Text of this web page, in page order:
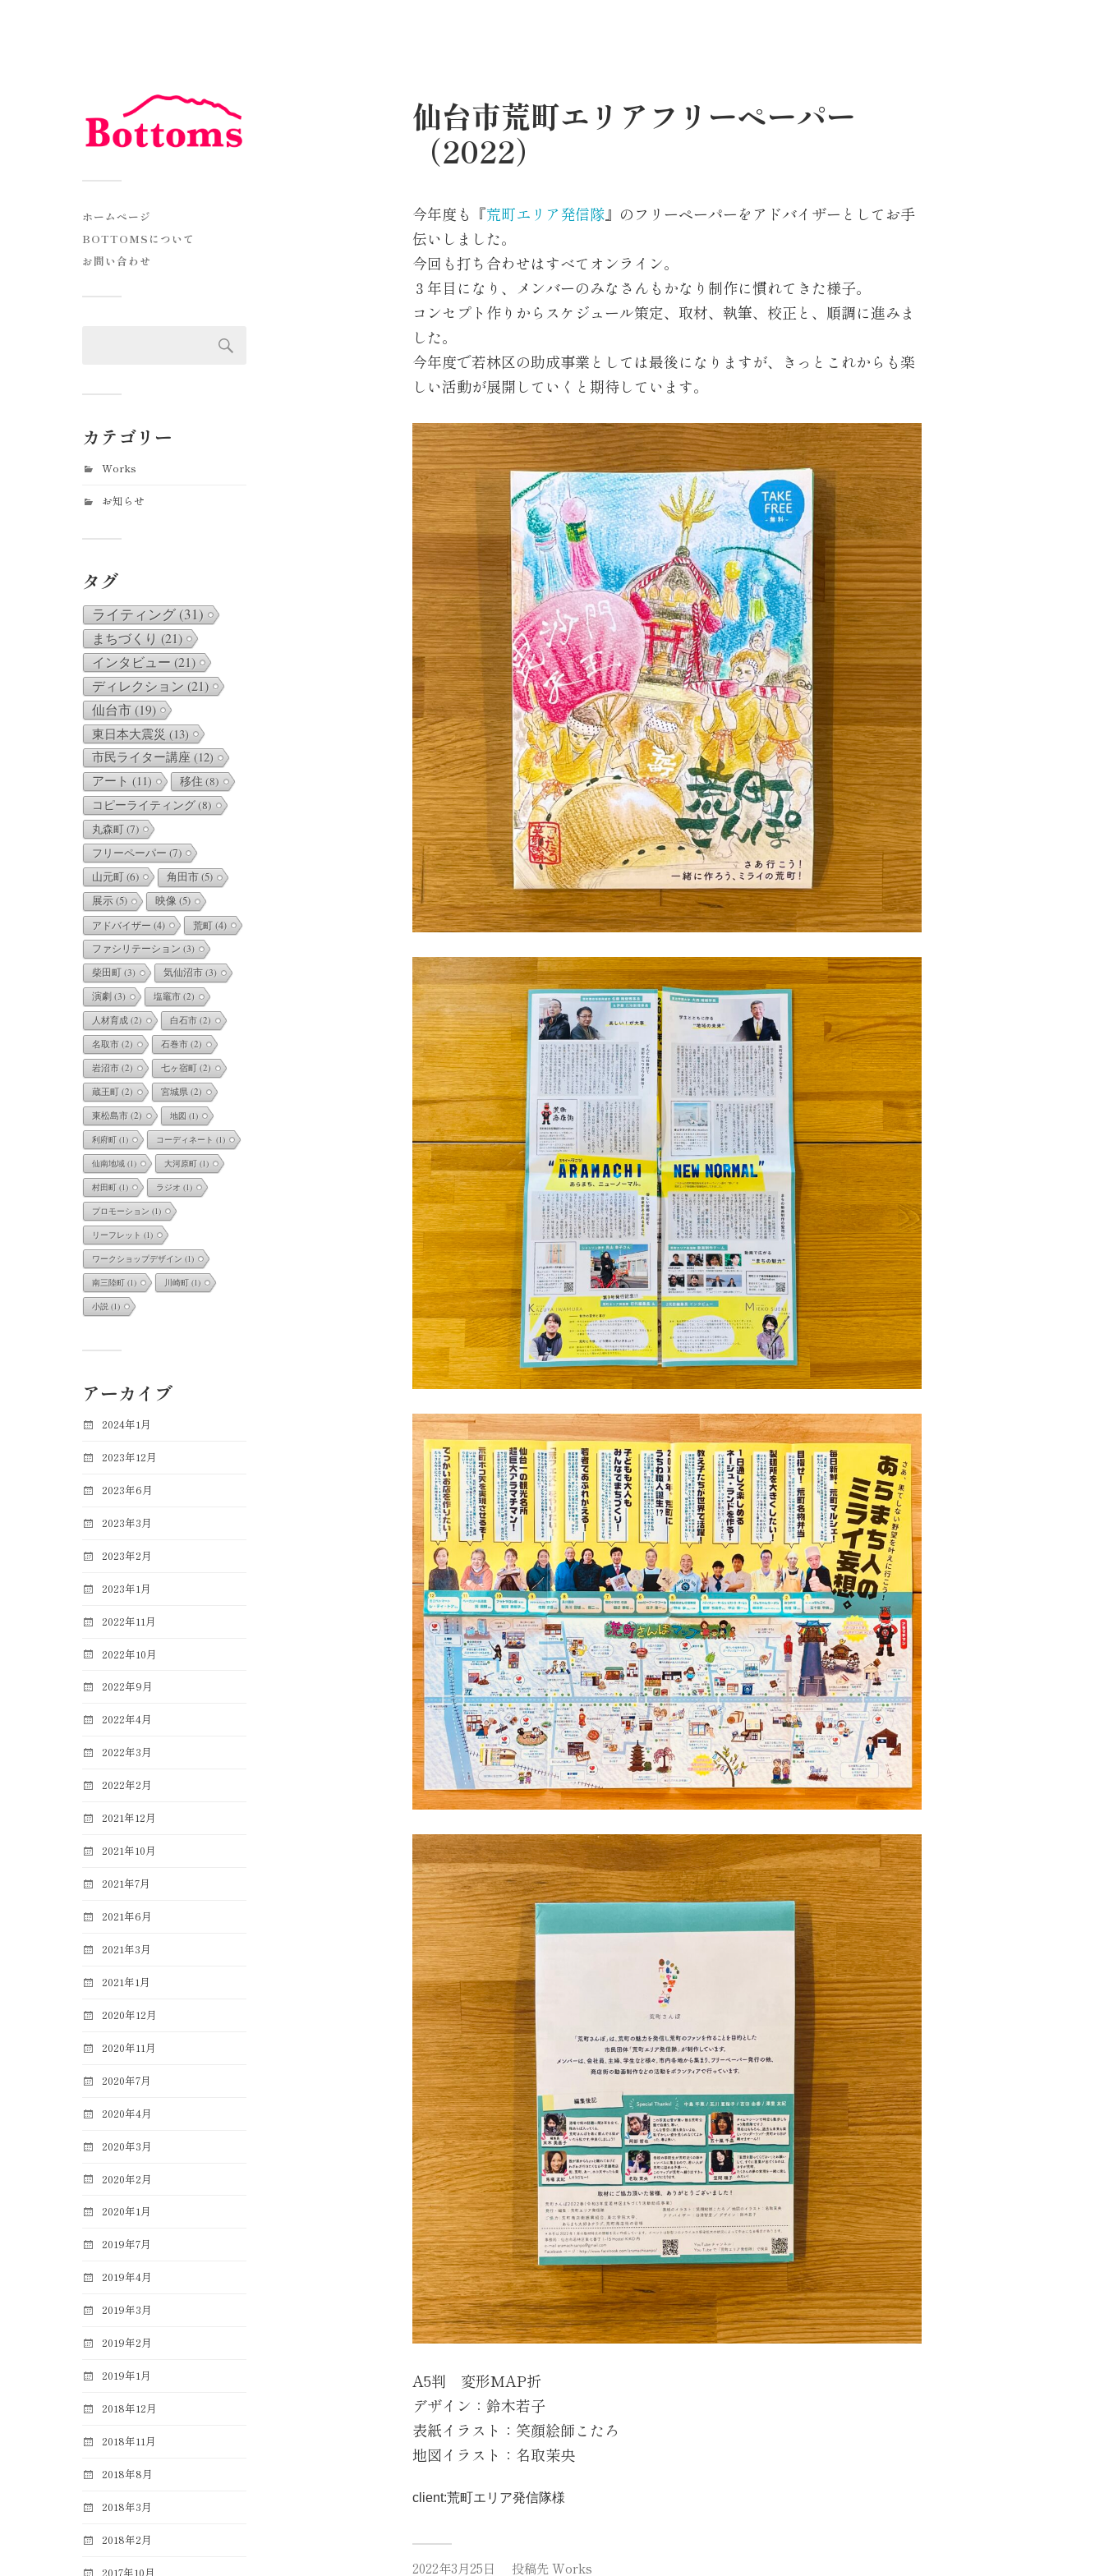
ホームページ
BOTTOMSについて
お問い合わせ
カテゴリー
Works
お知らせ
タグ
ライティング(31)
まちづくり (21)
インタビュー (21)
ディレクション (21)
仙台市(19)
東日本大震災 (13)
市民ライター講座 (12)
アート (11) 移住 (8)
コピーライティング(8)
丸森町(7)
フリーペーパー (7)
山元町(6) 角田市(5)
展示(5) 映像(5)
アドバイザー (4) 荒町(4)
ファシリテーション (3)
柴田町 (3) 気仙沼市 (3)
演劇 (3) 塩竈市 (2)
人材育成 (2) 白石市 (2)
名取市 (2) 石巻市 (2)
岩沼市 (2) 七ヶ宿町 (2)
蔵王町 (2) 宮城県 (2)
東松島市 (2) 地図 (1)
利府町 (1) コーディネート (1)
仙南地域 (1) 大河原町 (1)
村田町 (1) ラジオ (1)
プロモーション (1)
リーフレット (1)
ワークショップデザイン (1)
南三陸町 (1) 川崎町 (1)
小説 (1)
アーカイブ
2024年1月
2023年12月
2023年6月
2023年3月
2023年2月
2023年1月
2022年11月
2022年10月
2022年9月
2022年4月
2022年3月
2022年2月
2021年12月
2021年10月
2021年7月
2021年6月
2021年3月
2021年1月
2020年12月
2020年11月
2020年7月
2020年4月
2020年3月
2020年2月
2020年1月
2019年7月
2019年4月
2019年3月
2019年2月
2019年1月
2018年12月
2018年11月
2018年8月
2018年3月
2018年2月
2017年10月
仙台市荒町エリアフリーペーパー
（2022）
今年度も『荒町エリア発信隊』のフリーペーパーをアドバイザーとしてお手
伝いしました。
今回も打ち合わせはすべてオンライン。
３年目になり、メンバーのみなさんもかなり制作に慣れてきた様子。
コンセプト作りからスケジュール策定、取材、執筆、校正と、順調に進みま
した。
今年度で若林区の助成事業としては最後になりますが、きっとこれからも楽
しい活動が展開していくと期待しています。
A5判 変形MAP折
デザイン：鈴木若子
表紙イラスト：笑顔絵師こたろ
地図イラスト：名取茉央
client:荒町エリア発信隊様
2022年3月25日 投稿先Works